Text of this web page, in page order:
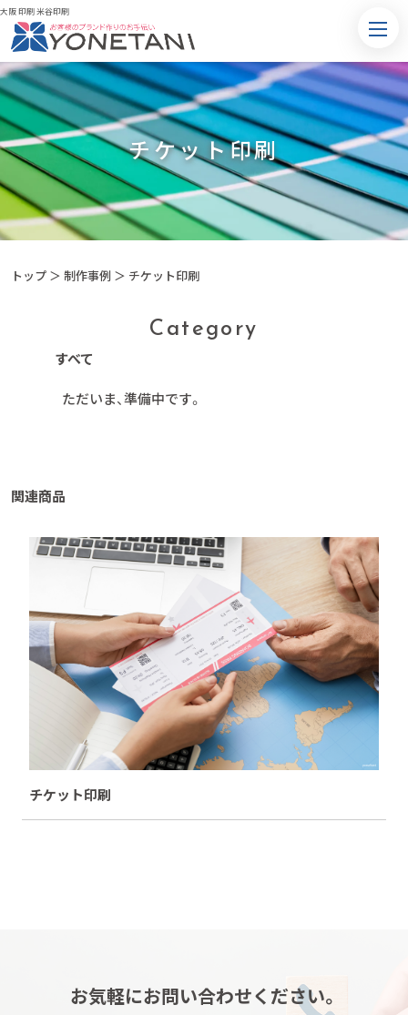
大阪 印刷 米谷印刷
チケット印刷
トップ ＞ 制作事例 ＞ チケット印刷
Category
すべて
ただいま、準備中です。
関連商品
チケット印刷
お気軽にお問い合わせください。